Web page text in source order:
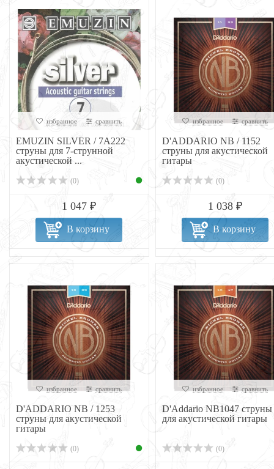
избранное сравнить
EMUZIN SILVER / 7А222
струны для 7-струнной
акустической ...
(0)
1 047 ₽
В корзину
избранное сравнить
D'ADDARIO NB / 1152
струны для акустической
гитары
(0)
1 038 ₽
В корзину
избранное сравнить
D'ADDARIO NB / 1253
струны для акустической
гитары
(0)
избранное сравнить
D'Addario NB1047 струны
для акустической гитары
(0)